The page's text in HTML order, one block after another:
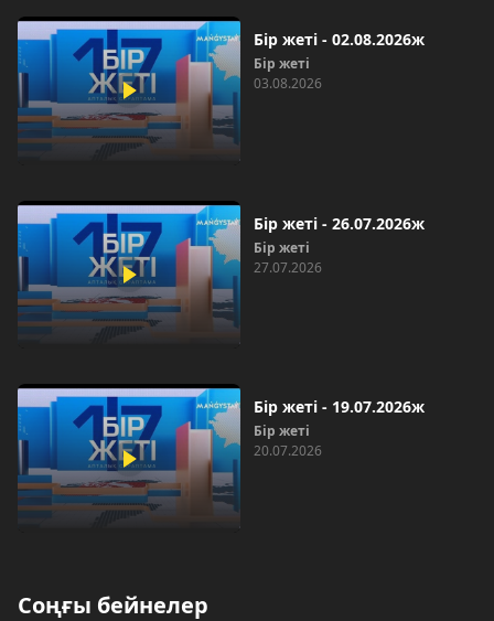
Бір жеті - 02.08.2026ж
Бір жеті
03.08.2026
Бір жеті - 26.07.2026ж
Бір жеті
27.07.2026
Бір жеті - 19.07.2026ж
Бір жеті
20.07.2026
Соңғы бейнелер